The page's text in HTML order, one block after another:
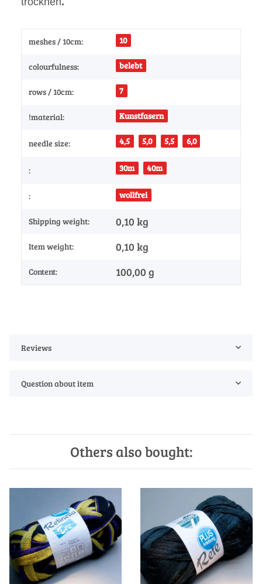
meshes / 10cm: 10
colourfulness: belebt
rows / 10cm: 7
!material: Kunstfasern
needle size: 4,5 5,0 5,5 6,0
: 30m 40m
: wollfrei
Shipping weight: 0,10 kg
Item weight: 0,10 kg
Content: 100,00 g
Reviews
Question about item
Others also bought: